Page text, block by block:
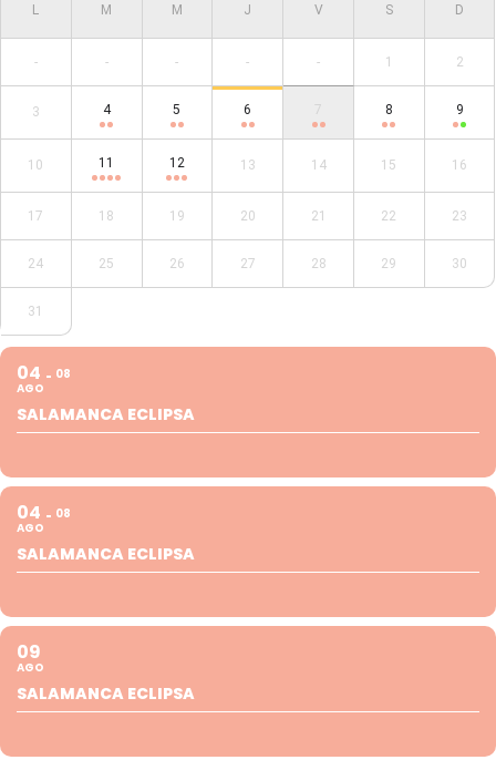
- - - - - 1 2
3 4 5 6 7 8 9
10 11 12 13 14 15 16
17 18 19 20 21 22 23
24 25 26 27 28 29 30
31
04
AGO
08
SALAMANCA ECLIPSA
04
AGO
08
SALAMANCA ECLIPSA
09
AGO
SALAMANCA ECLIPSA